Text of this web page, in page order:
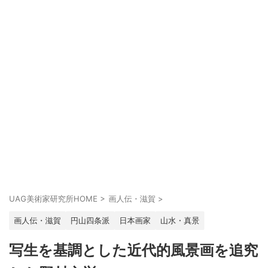
UAG美術家研究所HOME > 画人伝・滋賀 >
画人伝・滋賀 円山四条派 日本画家 山水・真景
写生を基調とした近代的風景画を追究